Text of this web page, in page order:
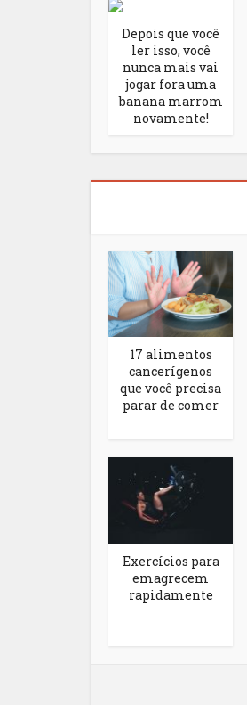
Depois que você
ler isso, você
nunca mais vai
jogar fora uma
banana marrom
novamente!
17 alimentos
cancerígenos
que você precisa
parar de comer
Exercícios para
emagrecem
rapidamente